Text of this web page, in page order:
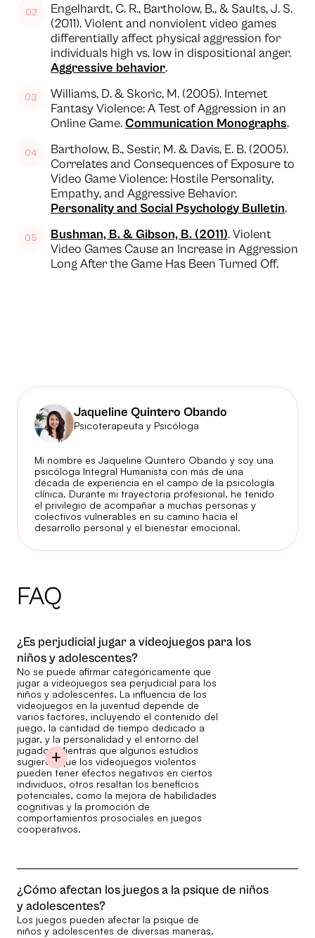
Engelhardt, C. R., Bartholow, B., & Saults, J. S.
(2011). Violent and nonviolent video games
differentially affect physical aggression for
individuals high vs. low in dispositional anger.
Aggressive behavior.
Williams, D. & Skoric, M. (2005). Internet
Fantasy Violence: A Test of Aggression in an
Online Game.Communication Monographs.
Bartholow, B., Sestir, M. & Davis, E. B. (2005).
Correlates and Consequences of Exposure to
Video Game Violence: Hostile Personality,
Empathy, and Aggressive Behavior.
Personality and Social Psychology Bulletin.
Bushman, B. & Gibson, B. (2011). Violent
Video Games Cause an Increase in Aggression
Long After the Game Has Been Turned Off.
Jaqueline Quintero Obando
Psicoterapeuta y Psicóloga
Mi nombre es Jaqueline Quintero Obando y soy una
psicóloga Integral Humanista con más de una
década de experiencia en el campo de la psicología
clínica. Durante mi trayectoria profesional, he tenido
el privilegio de acompañar a muchas personas y
colectivos vulnerables en su camino hacia el
desarrollo personal y el bienestar emocional.
FAQ
¿Es perjudicial jugar a videojuegos para los
niños y adolescentes?
No se puede afirmar categóricamente que
jugar a videojuegos sea perjudicial para los
niños y adolescentes. La influencia de los
videojuegos en la juventud depende de
varios factores, incluyendo el contenido del
juego, la cantidad de tiempo dedicado a
jugar, y la personalidad y el entorno del
jugador. Mientras que algunos estudios
sugieren que los videojuegos violentos
pueden tener efectos negativos en ciertos
individuos, otros resaltan los beneficios
potenciales, como la mejora de habilidades
cognitivas y la promoción de
comportamientos prosociales en juegos
cooperativos.
¿Cómo afectan los juegos a la psique de niños
y adolescentes?
Los juegos pueden afectar la psique de
niños y adolescentes de diversas maneras.